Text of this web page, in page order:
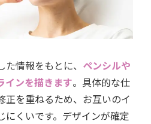
情報をもとに、 ペンシルや
インを描きます。具体的な仕
正を重ねるため、お互いのイ
にくいです。デザインが確定